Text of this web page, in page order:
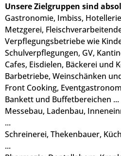
Unsere Zielgruppen sind
Gastronomie, Imbiss,
Metzgerei,
Verpflegungsbetriebe wie
Schulverpflegungen, GV,
Cafes, Eisdielen, Bäckerei und
Barbetriebe, Weinschänken
Front Cooking,
Bankett und Buffetbereichen ...
Messebau, Ladenbau,
...
Schreinerei, Thekenbauer,
...